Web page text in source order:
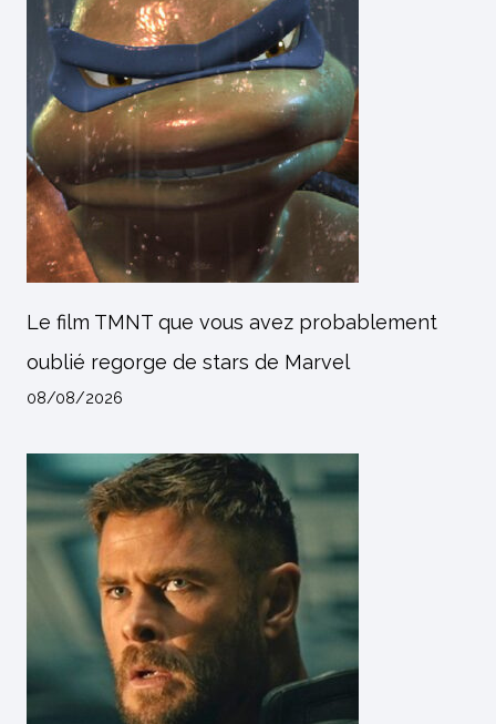
Le film TMNT que vous avez probablement
oublié regorge de stars de Marvel
08/08/2026